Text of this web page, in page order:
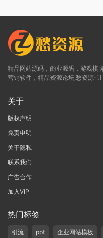
精品网站源码，商业源码，游戏棋
营销软件，精品资源论坛,愁资源-
关于
版权声明
免责申明
关于隐私
联系我们
广告合作
加入VIP
热门标签
引流 ppt 企业网站模板